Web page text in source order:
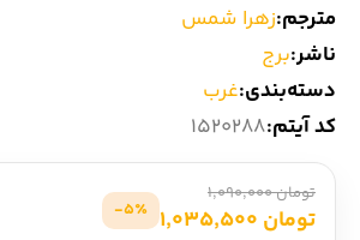
مترجم:زهرا شمس
ناشر:برج
دسته‌بندی:غرب
کد آیتم:1520288
تومان 1,090,000
تومان 1,035,500 5٪-